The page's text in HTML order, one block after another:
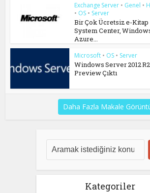
Exchange Server • Genel •
• OS • Server
Bir Çok Ücretsiz e-Kitap
System Center,
Azure...
Microsoft • OS • Server
Windows Server 2012 R2
Preview Çıktı
Daha Fazla Makale
Kategoriler